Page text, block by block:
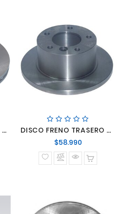
DISCO FRENO TRASERO MERCEDES BENZ SPRINTER 415/515/516/517/519
DISCO FRENO TRASERO MERCEDES BENZ SPRINTER OM 611
$58.990Precio
normal